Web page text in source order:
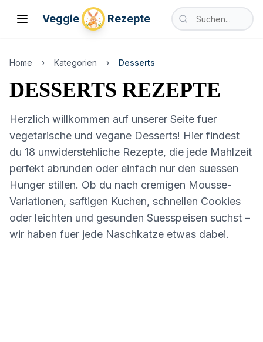
Toggle Menu
Veggie Rezepte
Nach
Home › Kategorien › Desserts
DESSERTS REZEPTE
Herzlich willkommen auf unserer Seite fuer
vegetarische und vegane Desserts! Hier findest
du 18 unwiderstehliche Rezepte, die jede Mahlzeit
perfekt abrunden oder einfach nur den suessen
Hunger stillen. Ob du nach cremigen Mousse-
Variationen, saftigen Kuchen, schnellen Cookies
oder leichten und gesunden Suesspeisen suchst –
wir haben fuer jede Naschkatze etwas dabei.